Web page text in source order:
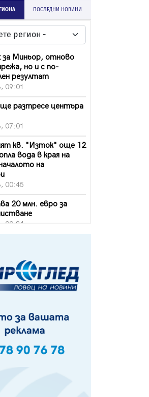
ПОСЛЕДНИ НОВИНИ
за Миньор, отново
но и с по-
резултат
09:01
разтресе центъра
07:01
кв. "Изток" още 12
вода в края на
на
00:45
20 млн. евро за
00:24
14:52
на ул. "Ален мак" в
заключителен етап
ансамбъл „Кладница“
награда от
13:05